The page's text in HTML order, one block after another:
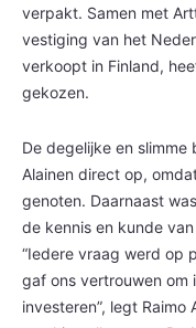
verpakt. Samen met
vestiging van het
verkoopt in Finland,
gekozen.
De degelijke en slimme
Alainen direct op,
genoten. Daarnaast
de kennis en kunde
“Iedere vraag werd op
gaf ons vertrouwen om
investeren”, legt